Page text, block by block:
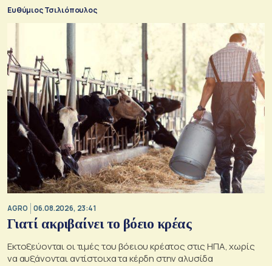
τους
Ευθύμιος Τσιλιόπουλος
AGRO 06.08.2026, 23:41
Γιατί ακριβαίνει το βόειο κρέας
Εκτοξεύονται οι τιμές του βόειου κρέατος στις ΗΠΑ, χωρίς
να αυξάνονται αντίστοιχα τα κέρδη στην αλυσίδα